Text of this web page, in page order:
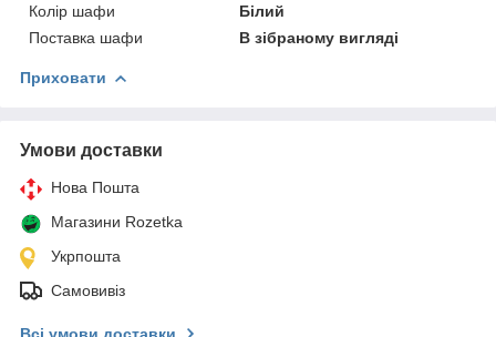
Колір шафи
Білий
Поставка шафи
В зібраному вигляді
Приховати
Умови доставки
Нова Пошта
Магазини Rozetka
Укрпошта
Самовивіз
Всі умови доставки